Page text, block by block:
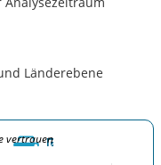
Länderebene
vertrauen